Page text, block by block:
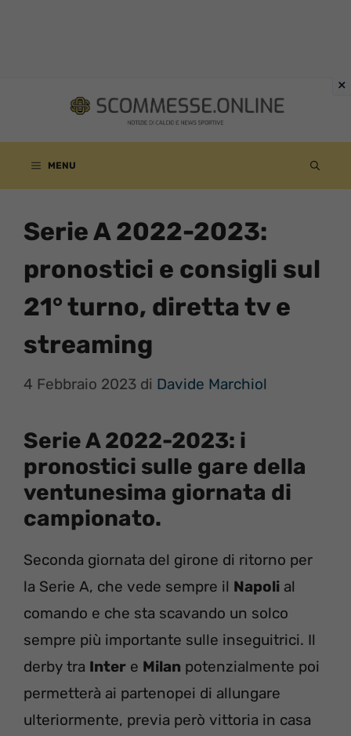
contenuto
MENU
Serie A 2022-2023:
pronostici e consigli sul
21° turno, diretta tv e
streaming
4 Febbraio 2023 di Davide Marchiol
Serie A 2022-2023: i
pronostici sulle gare della
ventunesima giornata di
campionato.
Seconda giornata del girone di ritorno per
la Serie A, che vede sempre il Napoli al
comando e che sta scavando un solco
sempre più importante sulle inseguitrici. Il
derby tra Inter e Milan potenzialmente poi
permetterà ai partenopei di allungare
ulteriormente, previa però vittoria in casa